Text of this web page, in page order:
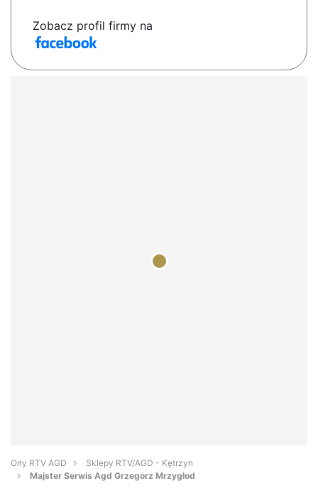
Zobacz profil firmy na
Orły RTV AGD
Sklepy RTV/AGD - Kętrzyn
Majster Serwis Agd Grzegorz Mrzygłod